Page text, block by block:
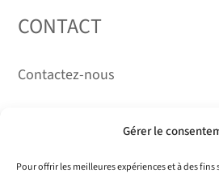
Gérer le
Pour offrir les meilleures expériences et à des
CONTACT
Contactez-nous